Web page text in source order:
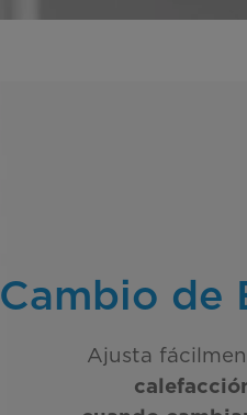
Cambio de
Ajusta